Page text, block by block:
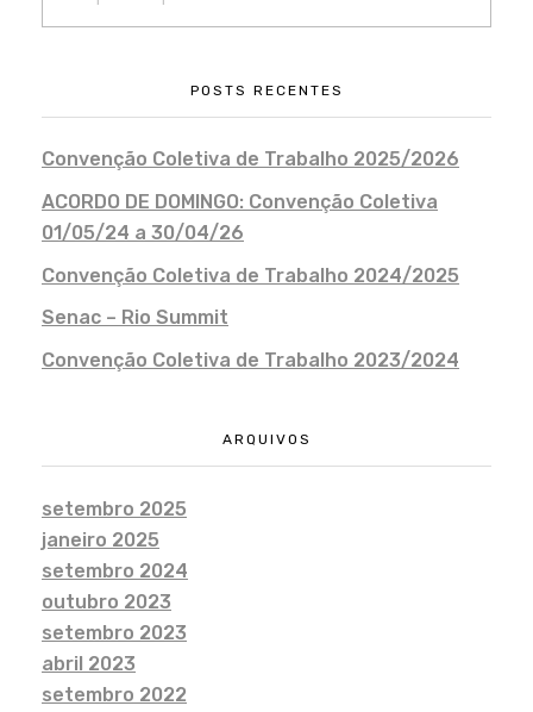
POSTS RECENTES
Convenção Coletiva de Trabalho 2025/2026
ACORDO DE DOMINGO: Convenção Coletiva
01/05/24 a 30/04/26
Convenção Coletiva de Trabalho 2024/2025
Senac – Rio Summit
Convenção Coletiva de Trabalho 2023/2024
ARQUIVOS
setembro 2025
janeiro 2025
setembro 2024
outubro 2023
setembro 2023
abril 2023
setembro 2022